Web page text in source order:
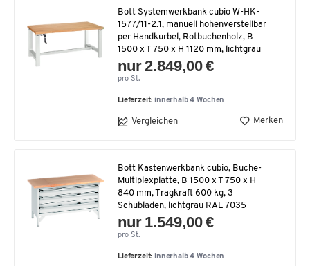
Bott Systemwerkbank cubio W-HK-
1577/11-2.1, manuell höhenverstellbar
per Handkurbel, Rotbuchenholz, B
1500 x T 750 x H 1120 mm, lichtgrau
nur 2.849,00 €
pro St.
Lieferzeit: innerhalb 4 Wochen
Vergleichen Merken
Bott Kastenwerkbank cubio, Buche-
Multiplexplatte, B 1500 x T 750 x H
840 mm, Tragkraft 600 kg, 3
Schubladen, lichtgrau RAL 7035
nur 1.549,00 €
pro St.
Lieferzeit: innerhalb 4 Wochen